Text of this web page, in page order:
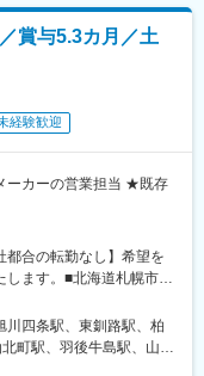
山駅、旗の台駅、緑が丘
本駒込駅、春日駅(東京
上野御徒町駅、表参道
都)、府中本町駅、関内
(愛知県)、高畑駅、梅坪
原本町駅、広小路駅(三
、栄町駅(富山県)、大阪
藤森駅、新田辺駅、桃山
、岡山駅、本通駅、文
永田町駅、府中競馬正
松駅、西鉄福岡駅、大阪
海老江駅、阿倍野駅(地
子駅、上沢駅、西川緑道
県立美術館通駅
賞与5.3カ月／土
経験歓迎
ーカーの営業担当 ★既存
都合の転勤なし】希望を
します。■北海道札幌市／
城県／青森県／岩手県／
区・台東区・中野区・八
・船橋市）／神奈川県
川四条駅、東釧路駅、柏
町駅、羽後牛島駅、山形